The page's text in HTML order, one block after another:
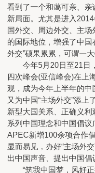
看到了一个和蔼可亲、
新局面。尤其是进入
国外交、周边外交、主
的国际地位，增强了中国
外交”硕果累累，可谓一大
今年5月20日至21日，
四次峰会(亚信峰会)在上
观，成为今年上半年的中
又为中国“主场外交”添上
新型大国关系、正确义利
系列中国理念和中国倡
APEC新增100余项合作
显而易见，办好“主场外
出中国声音、提出中国倡
“筑我中国梦，风好正